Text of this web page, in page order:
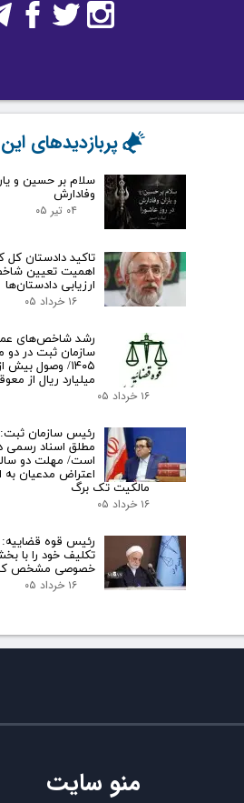
سلام بر حسین و
وفادارش
۰۴ تیر ۰۵
تاکید دادستان کل
اهمیت تعیین
ارزیابی دادستان‌ها
۱۶ خرداد ۰۵
رشد شاخص‌های
سازمان ثبت در دو
میلیارد ریال از
۱۶ خرداد ۰۵
رئیس سازمان ثبت:
مطلق اسناد رسمی
است/ مهلت دو
اعتراض مدعیان به
مالکیت تک برگ
۱۶ خرداد ۰۵
رئیس قوه قضاییه:
تکلیف خود را با
خصوصی مشخص
۱۶ خرداد ۰۵
پربازدیدهای
منو سایت